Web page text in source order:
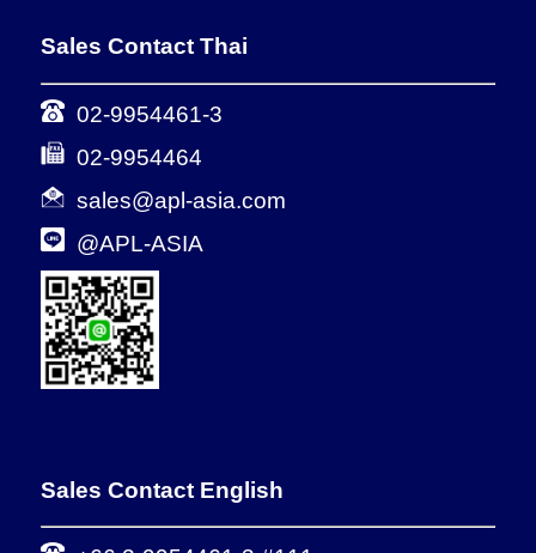
Sales Contact Thai
02-9954461-3
02-9954464
sales@apl-asia.com
@APL-ASIA
Sales Contact English